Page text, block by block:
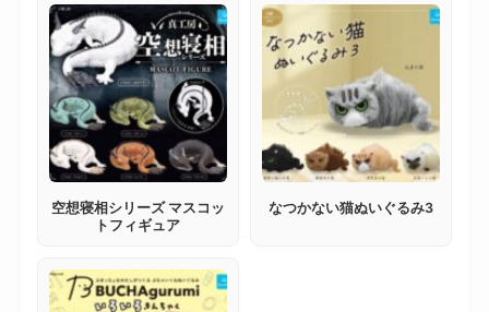
空想寝相シリーズ マスコッ
トフィギュア
なつかない猫ぬいぐるみ3